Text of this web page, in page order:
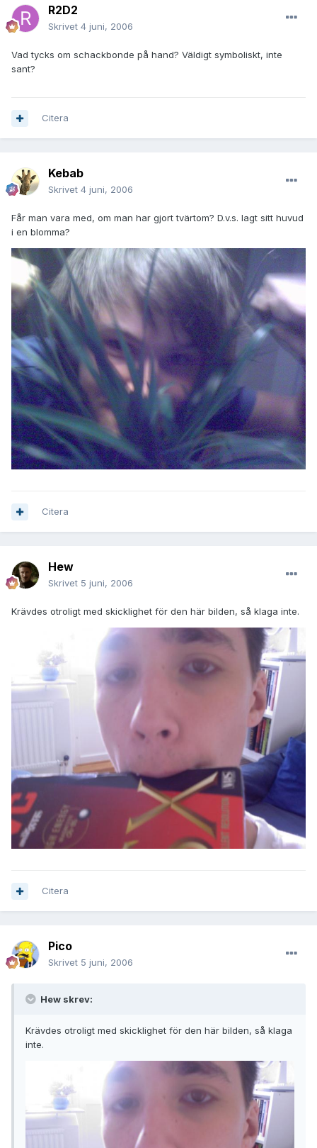
R2D2
Skrivet 4 juni, 2006
Vad tycks om schackbonde på hand? Väldigt symboliskt, inte
sant?
Citera
Kebab
Skrivet 4 juni, 2006
Får man vara med, om man har gjort tvärtom? D.v.s. lagt sitt huvud
i en blomma?
Citera
Hew
Skrivet 5 juni, 2006
Krävdes otroligt med skicklighet för den här bilden, så klaga inte.
Citera
Pico
Skrivet 5 juni, 2006
Hew skrev:
Krävdes otroligt med skicklighet för den här bilden, så klaga
inte.